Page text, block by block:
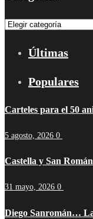
Categorías
Últimas
Populares
Carteles para el 50
5 agosto, 2026 0
Castella y San
31 mayo, 2026 0
Diego Sanromán…